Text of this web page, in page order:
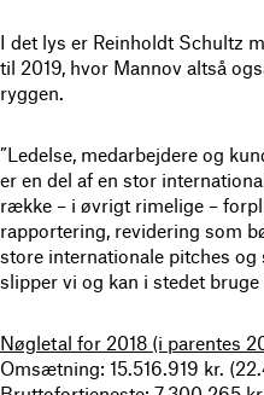
I det lys er Reinholdt Schultz
til 2019, hvor Mannov altså
ryggen.
”Ledelse, medarbejdere og
er en del af en stor
række – i øvrigt rimelige –
rapportering, revidering som
store internationale pitches
slipper vi og kan i stedet
Nøgletal for 2018 (i parentes
Omsætning: 15.516.919 kr.